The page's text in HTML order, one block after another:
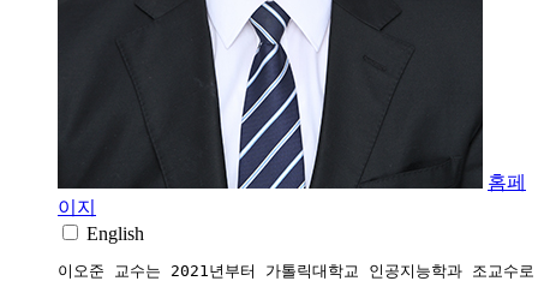
홈페
이지
English
이오준 교수는 2021년부터 가톨릭대학교 인공지능학과 조교수